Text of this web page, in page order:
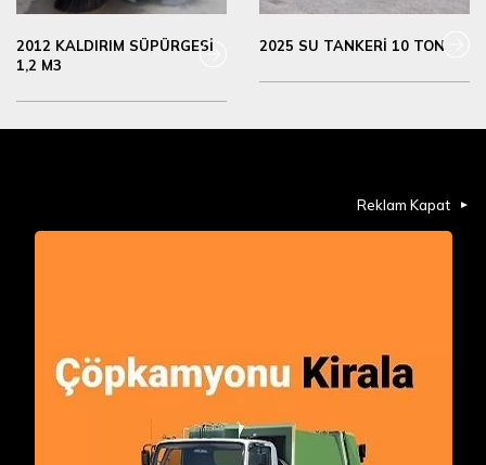
2012 KALDIRIM SÜPÜRGESİ
1,2 M3
2025 SU TANKERİ 10 TON
Reklam Kapat